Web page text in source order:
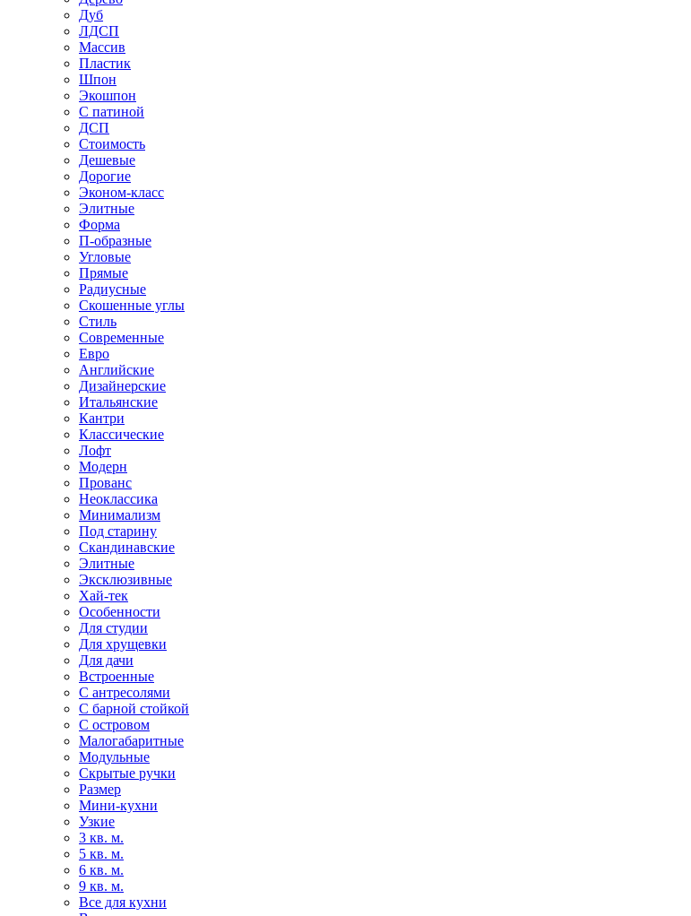
Дуб
ЛДСП
Массив
Пластик
Шпон
Экошпон
С патиной
ДСП
Стоимость
Дешевые
Дорогие
Эконом-класс
Элитные
Форма
П-образные
Угловые
Прямые
Радиусные
Скошенные углы
Стиль
Современные
Евро
Английские
Дизайнерские
Итальянские
Кантри
Классические
Лофт
Модерн
Прованс
Неоклассика
Минимализм
Под старину
Скандинавские
Элитные
Эксклюзивные
Хай-тек
Особенности
Для студии
Для хрущевки
Для дачи
Встроенные
С антресолями
С барной стойкой
С островом
Малогабаритные
Модульные
Скрытые ручки
Размер
Мини-кухни
Узкие
3 кв. м.
5 кв. м.
6 кв. м.
9 кв. м.
Все для кухни